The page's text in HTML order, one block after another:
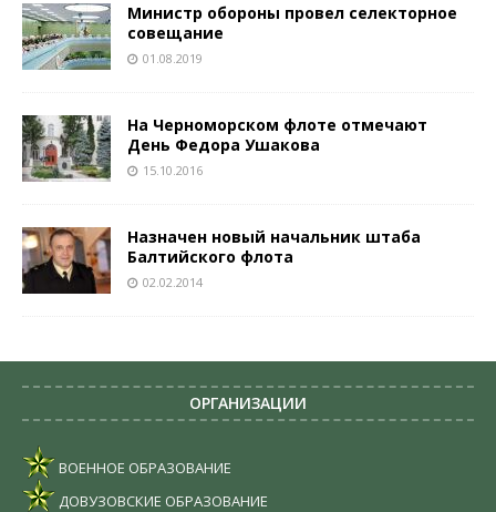
Министр обороны провел селекторное
совещание
01.08.2019
На Черноморском флоте отмечают
День Федора Ушакова
15.10.2016
Назначен новый начальник штаба
Балтийского флота
02.02.2014
ОРГАНИЗАЦИИ
ВОЕННОЕ ОБРАЗОВАНИЕ
ДОВУЗОВСКИЕ ОБРАЗОВАНИЕ